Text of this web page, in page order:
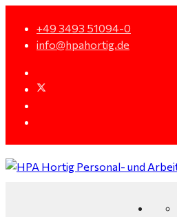
+49 3493 51094-0
info@hpahortig.de